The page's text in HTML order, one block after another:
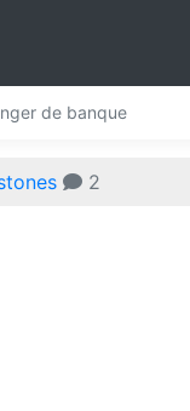
de banque
2